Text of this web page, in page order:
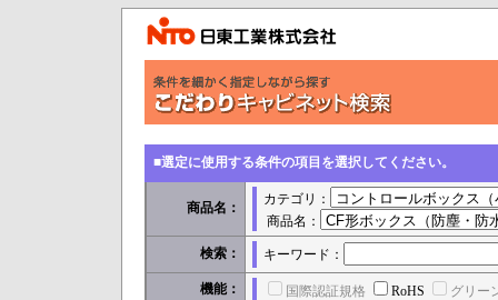
■選定に使用する条件の項目を選択してください。
商品名：
カテゴリ：
商品名：
検索： キーワード：
機能： 国際認証規格 RoHS グリー